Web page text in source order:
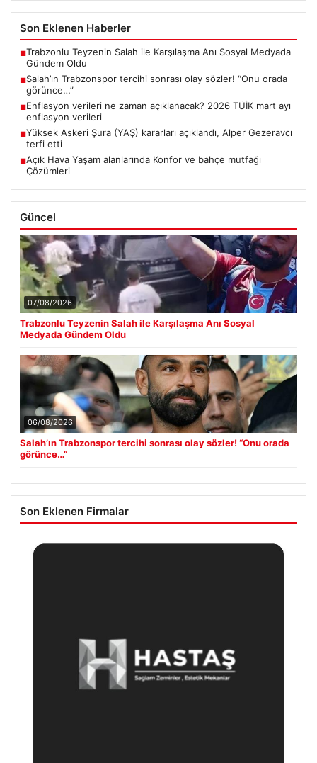
Son Eklenen Haberler
■Trabzonlu Teyzenin Salah ile Karşılaşma Anı Sosyal Medyada
Gündem Oldu
■Salah’ın Trabzonspor tercihi sonrası olay sözler! “Onu orada
görünce…”
■Enflasyon verileri ne zaman açıklanacak? 2026 TÜİK mart ayı
enflasyon verileri
■Yüksek Askeri Şura (YAŞ) kararları açıklandı, Alper Gezeravcı
terfi etti
■Açık Hava Yaşam alanlarında Konfor ve bahçe mutfağı
Çözümleri
Güncel
07/08/2026
Trabzonlu Teyzenin Salah ile Karşılaşma Anı Sosyal
Medyada Gündem Oldu
06/08/2026
Salah’ın Trabzonspor tercihi sonrası olay sözler! “Onu orada
görünce…”
Son Eklenen Firmalar